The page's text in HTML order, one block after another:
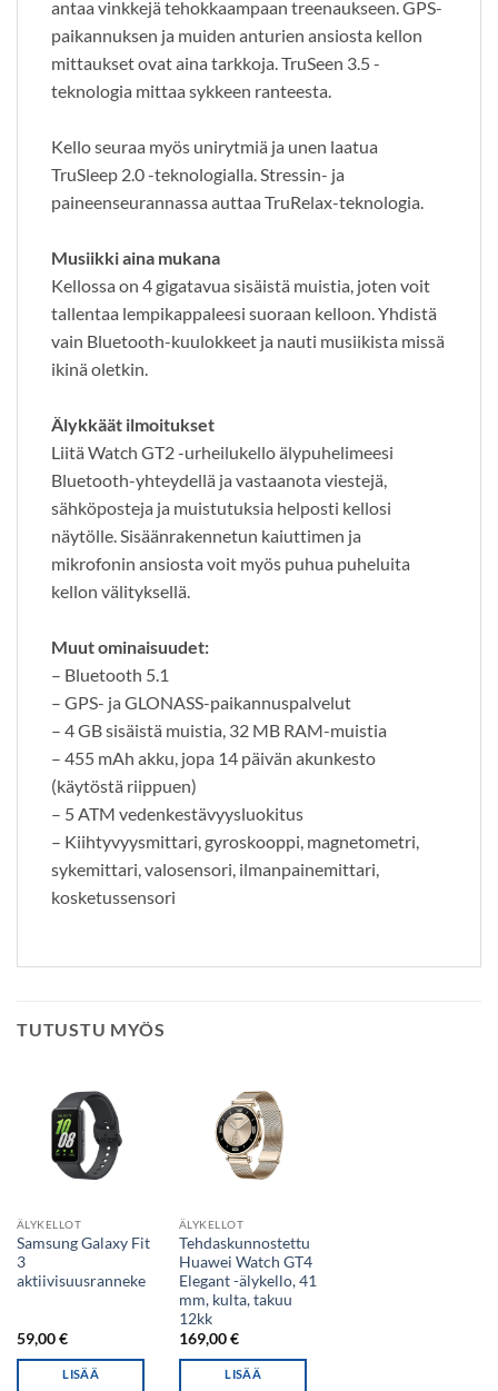
antaa vinkkejä tehokkaampaan treenaukseen. GPS-
paikannuksen ja muiden anturien ansiosta kellon
mittaukset ovat aina tarkkoja. TruSeen 3.5 -
teknologia mittaa sykkeen ranteesta.
Kello seuraa myös unirytmiä ja unen laatua
TruSleep 2.0 -teknologialla. Stressin- ja
paineenseurannassa auttaa TruRelax-teknologia.
Musiikki aina mukana
Kellossa on 4 gigatavua sisäistä muistia, joten voit
tallentaa lempikappaleesi suoraan kelloon. Yhdistä
vain Bluetooth-kuulokkeet ja nauti musiikista missä
ikinä oletkin.
Älykkäät ilmoitukset
Liitä Watch GT2 -urheilukello älypuhelimeesi
Bluetooth-yhteydellä ja vastaanota viestejä,
sähköposteja ja muistutuksia helposti kellosi
näytölle. Sisäänrakennetun kaiuttimen ja
mikrofonin ansiosta voit myös puhua puheluita
kellon välityksellä.
Muut ominaisuudet:
– Bluetooth 5.1
– GPS- ja GLONASS-paikannuspalvelut
– 4 GB sisäistä muistia, 32 MB RAM-muistia
– 455 mAh akku, jopa 14 päivän akunkesto
(käytöstä riippuen)
– 5 ATM vedenkestävyysluokitus
– Kiihtyvyysmittari, gyroskooppi, magnetometri,
sykemittari, valosensori, ilmanpainemittari,
kosketussensori
TUTUSTU MYÖS
ÄLYKELLOT
Samsung Galaxy Fit
3
aktiivisuusranneke
59,00€
LISÄÄ
ÄLYKELLOT
Tehdaskunnostettu
Huawei Watch GT4
Elegant -älykello, 41
mm, kulta, takuu
12kk
169,00€
LISÄÄ